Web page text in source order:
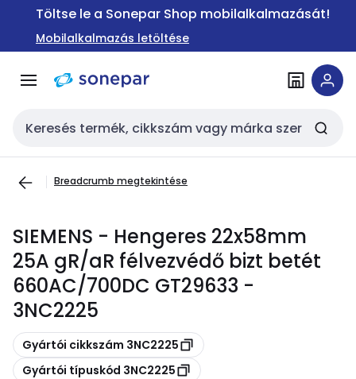
Ugrás a
Ugrás a
tartalomra
Töltse le a Sonepar Shop mobilalkalmazását!
Mobilalkalmazás letöltése
Keresési bemenet
Breadcrumb megtekintése
SIEMENS - Hengeres 22x58mm
25A gR/aR félvezvédő bizt betét
660AC/700DC GT29633 -
3NC2225
Másolás
Gyártói cikkszám 3NC2225
Másolás
Gyártói típuskód 3NC2225